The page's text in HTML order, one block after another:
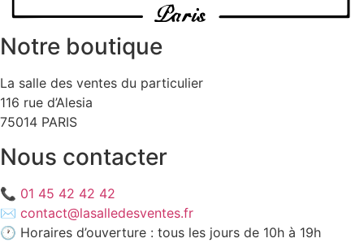
Notre boutique
La salle des ventes du particulier
116 rue d’Alesia
75014 PARIS
Nous contacter
📞 01 45 42 42 42
✉️ contact@lasalledesventes.fr
🕐 Horaires d’ouverture : tous les jours de 10h à 19h